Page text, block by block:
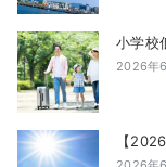
小学校
2026年
【